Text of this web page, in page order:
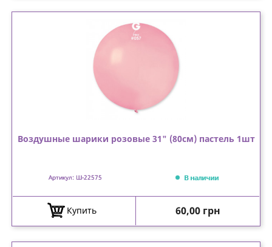
Воздушные шарики розовые 31" (80см) пастель 1шт
Артикул: Ш-22575 В наличии
Купить Цена
60,00 грн